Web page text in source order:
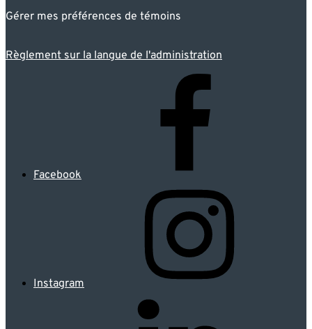
Gérer mes préférences de témoins
Règlement sur la langue de l'administration
Facebook
Instagram